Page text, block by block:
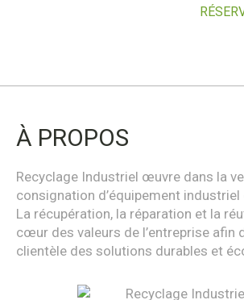
À PROPOS
Recyclage Industriel œuvre dans la
consignation d’équipement industriel
La récupération, la réparation et la
cœur des valeurs de l’entreprise afin
clientèle des solutions durables et